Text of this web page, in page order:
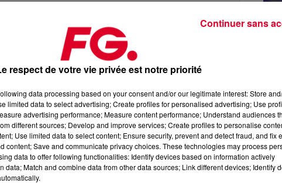
respect de votre vie privée est notre priorité
data processing based on your consent and/or our legitimate interest: Store
limited data to select advertising; Create profiles for personalised advertising; Use
advertising performance; Measure content performance; Understand audiences
different sources; Develop and improve services; Create profiles to personalise
Use limited data to select content; Ensure security, prevent and detect fraud, and fix
content; Save and communicate privacy choices. These technologies may process
data to offer following functionalities: Identify devices based on information actively
data; Match and combine data from other data sources; Link different devices; Identify
Continuer sans